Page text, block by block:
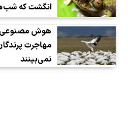
انگشت که
هوش مصنوعی
مهاجرت
نمی‌بینند